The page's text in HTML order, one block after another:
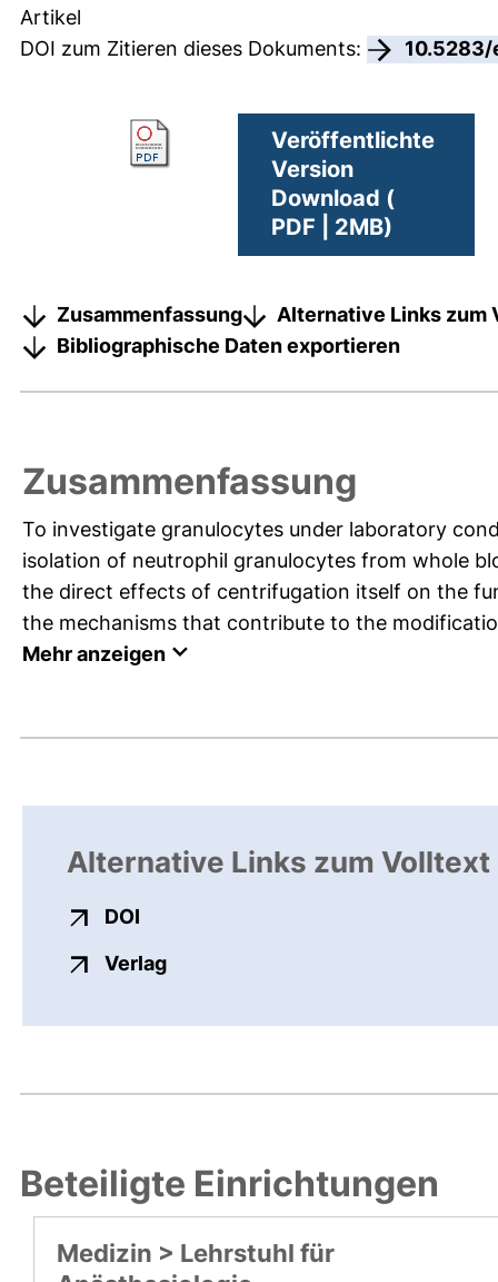
Artikel
DOI zum Zitieren dieses Dokuments:
Veröffentlichte
Version
Download (
PDF | 2MB)
Zusammenfassung
Alternative Links zum
Bibliographische Daten exportieren
Zusammenfassung
To investigate granulocytes under laboratory
isolation of neutrophil granulocytes from whole
the direct effects of centrifugation itself on the
the mechanisms that contribute to the
Mehr anzeigen
Alternative Links zum Volltext
DOI
Verlagexterner Link, öffnet neues
Beteiligte Einrichtungen
Medizin > Lehrstuhl für